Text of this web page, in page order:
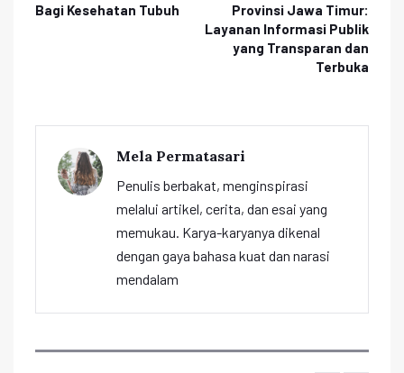
Bagi Kesehatan Tubuh
Provinsi Jawa Timur:
Layanan Informasi Publik
yang Transparan dan
Terbuka
Mela Permatasari
Penulis berbakat, menginspirasi
melalui artikel, cerita, dan esai yang
memukau. Karya-karyanya dikenal
dengan gaya bahasa kuat dan narasi
mendalam